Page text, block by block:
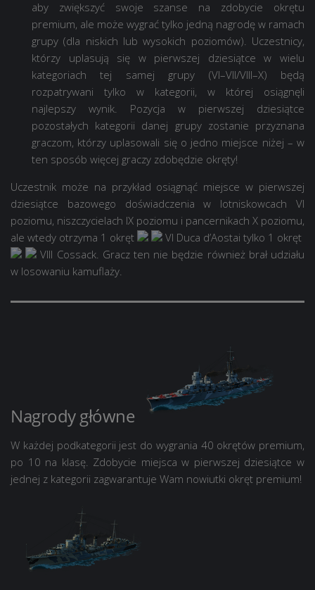
aby zwiększyć swoje szanse na zdobycie okrętu
premium, ale może wygrać tylko jedną nagrodę w ramach
grupy (dla niskich lub wysokich poziomów). Uczestnicy,
którzy uplasują się w pierwszej dziesiątce w wielu
kategoriach tej samej grupy (VI–VII/VIII–X) będą
rozpatrywani tylko w kategorii, w której osiągnęli
najlepszy wynik. Pozycja w pierwszej dziesiątce
pozostałych kategorii danej grupy zostanie przyznana
graczom, którzy uplasowali się o jedno miejsce niżej – w
ten sposób więcej graczy zdobędzie okręty!
Uczestnik może na przykład osiągnąć miejsce w pierwszej
dziesiątce bazowego doświadczenia w lotniskowcach VI
poziomu, niszczycielach IX poziomu i pancernikach X poziomu,
ale wtedy otrzyma 1 okręt
VI Duca d’Aostai tylko 1 okręt
VIII Cossack. Gracz ten nie będzie również brał udziału
w losowaniu kamuflaży.
Nagrody główne
W każdej podkategorii jest do wygrania 40 okrętów premium,
po 10 na klasę. Zdobycie miejsca w pierwszej dziesiątce w
jednej z kategorii zagwarantuje Wam nowiutki okręt premium!